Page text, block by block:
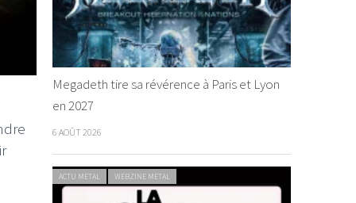
Megadeth tire sa révérence à Paris et Lyon
en 2027
6 AOÛT 2026
ACTU METAL WEBZINE METAL